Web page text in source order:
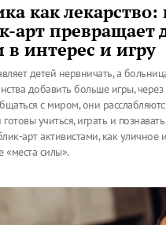
как лекарство:
арт превращает
в интерес и игру
детей нервничать, а
добавить больше игры,
с миром, они
учиться, играть и
арт активистами, как уличное
«места силы».